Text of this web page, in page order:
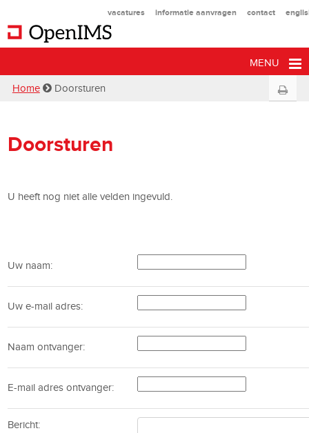
vacatures informatie aanvragen contact
MENU
Home Doorsturen
Doorsturen
U heeft nog niet alle velden ingevuld.
Uw naam:
Uw e-mail adres:
Naam ontvanger:
E-mail adres ontvanger:
Bericht: